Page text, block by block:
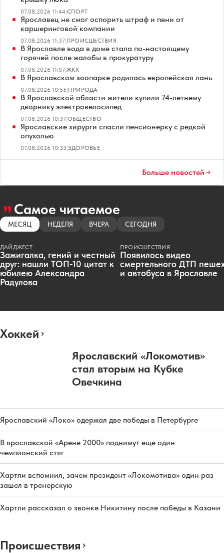
07.08.2026 11:44|СПОРТ
Ярославец не смог оспорить штраф и пени от
каршеринговой компании
07.08.2026 11:37|ПРОИСШЕСТВИЯ
В Ярославле вода в доме стала по-настоящему
горячей после жалобы в прокуратуру
07.08.2026 11:07|ЖКХ
В Ярославском зоопарке родилась европейская лань
07.08.2026 10:55|ПРИРОДА
В Ярославской области жители купили 74-летнему
дворнику электровелосипед
07.08.2026 10:37|ОБЩЕСТВО
Ярославские хирурги спасли пенсионерку с редкой
опухолью
07.08.2026 10:33|ЗДОРОВЬЕ
Больше новостей
Самое читаемое
МЕСЯЦ НЕДЕЛЯ ВЧЕРА СЕГОДНЯ
ДАЙДЖЕСТ
Зажигалка, гений и честный
друг: нашли ТОП-10 цитат к
юбилею Александра
Радулова
ПРОИСШЕСТВИЯ
Появилось видео
смертельного ДТП
и автобуса в Ярославле
Хоккей
Ярославский «Локомотив»
стал вторым на Кубке
Овечкина
Ярославский «Локо» одержал две победы в Петербурге
В ярославской «Арене 2000» поднимут еще один
чемпионский стяг
Хартли вспомнил, зачем президент «Локомотива» один раз
зашел в тренерскую
Хартли рассказал о звонке Никитину после победы в Казани
Происшествия